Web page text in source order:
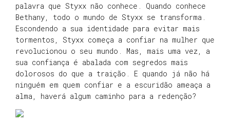
palavra que Styxx não conhece. Quando conhece
Bethany, todo o mundo de Styxx se transforma.
Escondendo a sua identidade para evitar mais
tormentos, Styxx começa a confiar na mulher que
revolucionou o seu mundo. Mas, mais uma vez, a
sua confiança é abalada com segredos mais
dolorosos do que a traição. E quando já não há
ninguém em quem confiar e a escuridão ameaça a
alma, haverá algum caminho para a redenção?